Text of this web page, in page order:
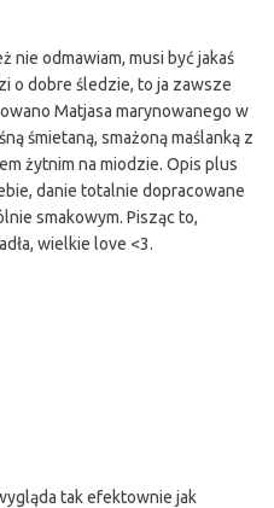
nie odmawiam, musi być jakaś
o dobre śledzie, to ja zawsze
Matjasa marynowanego w
śmietaną, smażoną maślanką z
żytnim na miodzie. Opis plus
danie totalnie dopracowane
smakowym. Pisząc to,
wielkie love <3.
tak efektownie jak